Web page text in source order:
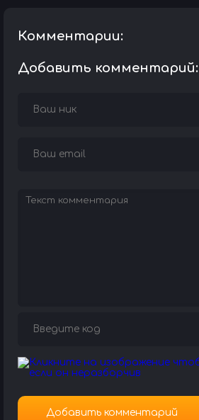
Комментарии:
Добавить комментарий: